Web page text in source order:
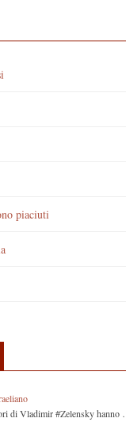
piaciuti
di Vladimir #Zelensky hanno …